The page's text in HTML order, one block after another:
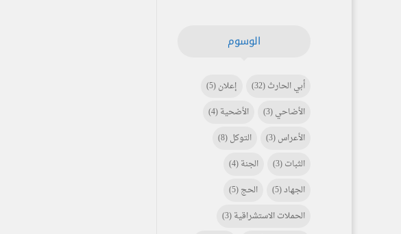
الوسوم
أبي الحارث(32) إعلان(5)
الأضاحي(3) الأضحية(4)
الأعراس(3) التوكل(8)
الثبات(3) الجنة(4)
الجهاد(5) الحج(5)
الحملات الاستشراقية(3)